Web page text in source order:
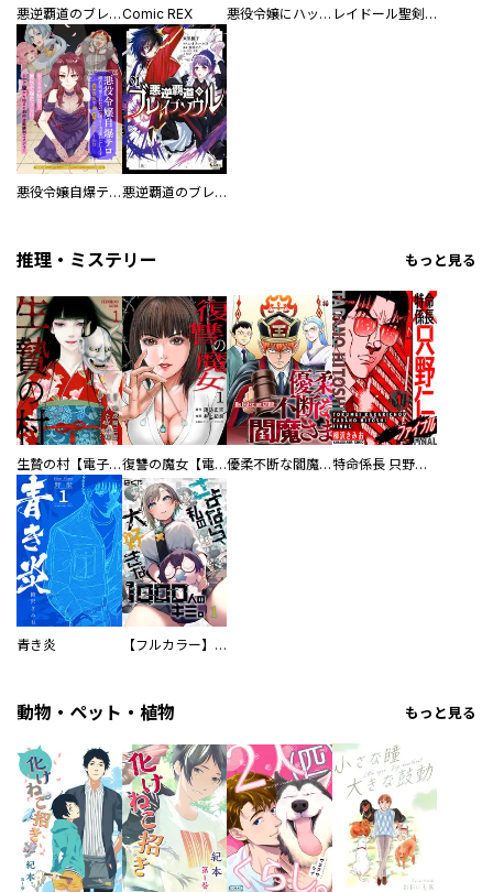
悪逆覇道のブレイブソウル【分冊版】Comic REX 悪役令嬢にハッピーエンドの祝福を！アンソロジーコミック レイドール聖剣戦記 【連載版】
悪役令嬢自爆テロ 婚約破棄されたので国ごと道連れにします 悪逆覇道のブレイブソウル
推理・ミステリー もっと見る
生贄の村【電子単行本版】 復讐の魔女【電子単行本版】 優柔不断な閻魔さま 特命係長 只野仁ファイナル 愛蔵版
青き炎 【フルカラー】さよなら、私の大好きな１０００人のキミ。
動物・ペット・植物 もっと見る